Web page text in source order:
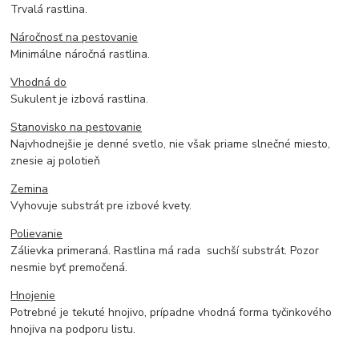
Trvalá rastlina.
Náročnosť na pestovanie
Minimálne náročná rastlina.
Vhodná do
Sukulent je izbová rastlina.
Stanovisko na pestovanie
Najvhodnejšie je denné svetlo, nie však priame slnečné miesto,
znesie aj polotieň
Zemina
Vyhovuje substrát pre izbové kvety.
Polievanie
Zálievka primeraná. Rastlina má rada suchší substrát. Pozor
nesmie byť premočená.
Hnojenie
Potrebné je tekuté hnojivo, prípadne vhodná forma tyčinkového
hnojiva na podporu listu.